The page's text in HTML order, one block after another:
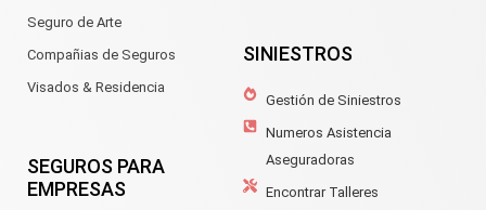
Seguro de Arte
Compañias de Seguros
Visados & Residencia
SEGUROS PARA
EMPRESAS
SINIESTROS
Gestión de Siniestros
Numeros Asistencia
Aseguradoras
Encontrar Talleres